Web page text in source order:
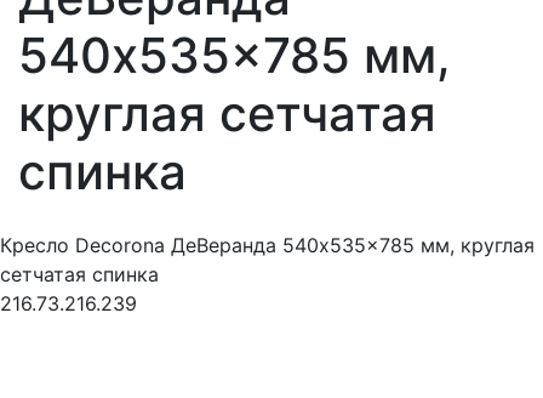
540x535x785 мм,
круглая сетчатая
спинка
Кресло Decorona ДеВеранда 540x535x785 мм, круглая
сетчатая спинка
216.73.216.239